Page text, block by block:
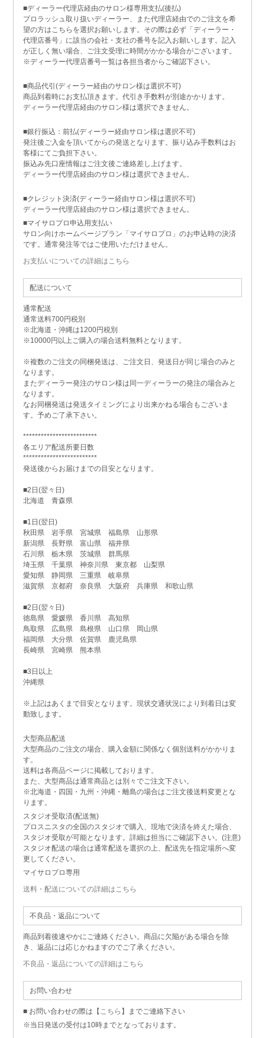
■ディーラー代理店経由のサロン様専用支払(後払)
プロラッシュ取り扱いディーラー、また代理店経由でのご注文を希
望の方はこちらを選択お願いします。その際は必ず「ディーラー・
代理店番号」に該当の会社・支社の番号を記入お願いします。記入
が正しく無い場合、ご注文受理に時間がかかる場合がございます。
※ディーラー代理店番号一覧は各担当者からご確認下さい。
■商品代引(ディーラー経由のサロン様は選択不可)
商品到着時にお支払頂きます。代引き手数料が別途かかります。
ディーラー代理店経由のサロン様は選択できません。
■銀行振込：前払(ディーラー経由サロン様は選択不可)
発注後ご入金を頂いてからの発送となります。振り込み手数料はお
客様にてご負担下さい。
振込み先口座情報はご注文後ご連絡差し上げます。
ディーラー代理店経由のサロン様は選択できません。
■クレジット決済(ディーラー経由サロン様は選択不可)
ディーラー代理店経由のサロン様は選択できません。
■マイサロプロ申込用支払い
サロン向けホームページプラン「マイサロプロ」のお申込時の決済
です。通常発注等ではご使用いただけません。
お支払いについての詳細はこちら
配送について
通常配送
通常送料700円税別
※北海道・沖縄は1200円税別
※10000円以上ご購入の場合送料無料となります。
※複数のご注文の同梱発送は、ご注文日、発送日が同じ場合のみと
なります。
またディーラー発注のサロン様は同一ディーラーの発注の場合みと
なります。
なお同梱発送は発送タイミングにより出来かねる場合もございま
す。予めご了承下さい。
*************************
各エリア配送所要日数
*************************
発送後からお届けまでの目安となります。
■2日(翌々日)
北海道 青森県
■1日(翌日)
秋田県 岩手県 宮城県 福島県 山形県
新潟県 長野県 富山県 福井県
石川県 栃木県 茨城県 群馬県
埼玉県 千葉県 神奈川県 東京都 山梨県
愛知県 静岡県 三重県 岐阜県
滋賀県 京都府 奈良県 大阪府 兵庫県 和歌山県
■2日(翌々日)
徳島県 愛媛県 香川県 高知県
鳥取県 広島県 島根県 山口県 岡山県
福岡県 大分県 佐賀県 鹿児島県
長崎県 宮崎県 熊本県
■3日以上
沖縄県
※上記はあくまで目安となります。現状交通状況により到着日は変
動致します。
大型商品配送
大型商品のご注文の場合、購入金額に関係なく個別送料がかかりま
す。
送料は各商品ページに掲載しております。
また、大型商品は通常商品とは別々でご注文下さい。
※北海道・四国・九州・沖縄・離島の場合はご注文後送料変更とな
ります。
スタジオ受取済(配送無)
プロスニスタの全国のスタジオで購入、現地で決済を終えた場合、
スタジオ受取が可能となります。詳細は担当にご確認下さい。(注意)
スタジオ配送の場合は通常配送を選択の上、配送先を指定場所へ変
更してください。
マイサロプロ専用
送料・配送についての詳細はこちら
不良品・返品について
商品到着後速やかにご連絡ください。商品に欠陥がある場合を除
き、返品には応じかねますのでご了承ください。
不良品・返品についての詳細はこちら
お問い合わせ
■ お問い合わせの際は【 こちら 】までご連絡下さい
※当日発送の受付は10時までとなっております。